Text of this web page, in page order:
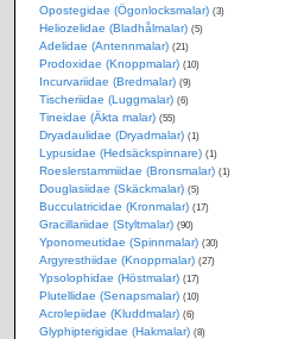
Opostegidae (Ögonlocksmalar) (3)
Heliozelidae (Bladhålmalar) (5)
Adelidae (Antennmalar) (21)
Prodoxidae (Knoppmalar) (10)
Incurvariidae (Bredmalar) (9)
Tischeriidae (Luggmalar) (6)
Tineidae (Äkta malar) (55)
Dryadaulidae (Dryadmalar) (1)
Lypusidae (Hedsäckspinnare) (1)
Roeslerstammiidae (Bronsmalar) (1)
Douglasiidae (Skäckmalar) (5)
Bucculatricidae (Kronmalar) (17)
Gracillariidae (Styltmalar) (90)
Yponomeutidae (Spinnmalar) (30)
Argyresthiidae (Knoppmalar) (27)
Ypsolophidae (Höstmalar) (17)
Plutellidae (Senapsmalar) (10)
Acrolepiidae (Kluddmalar) (6)
Glyphipterigidae (Hakmalar) (8)